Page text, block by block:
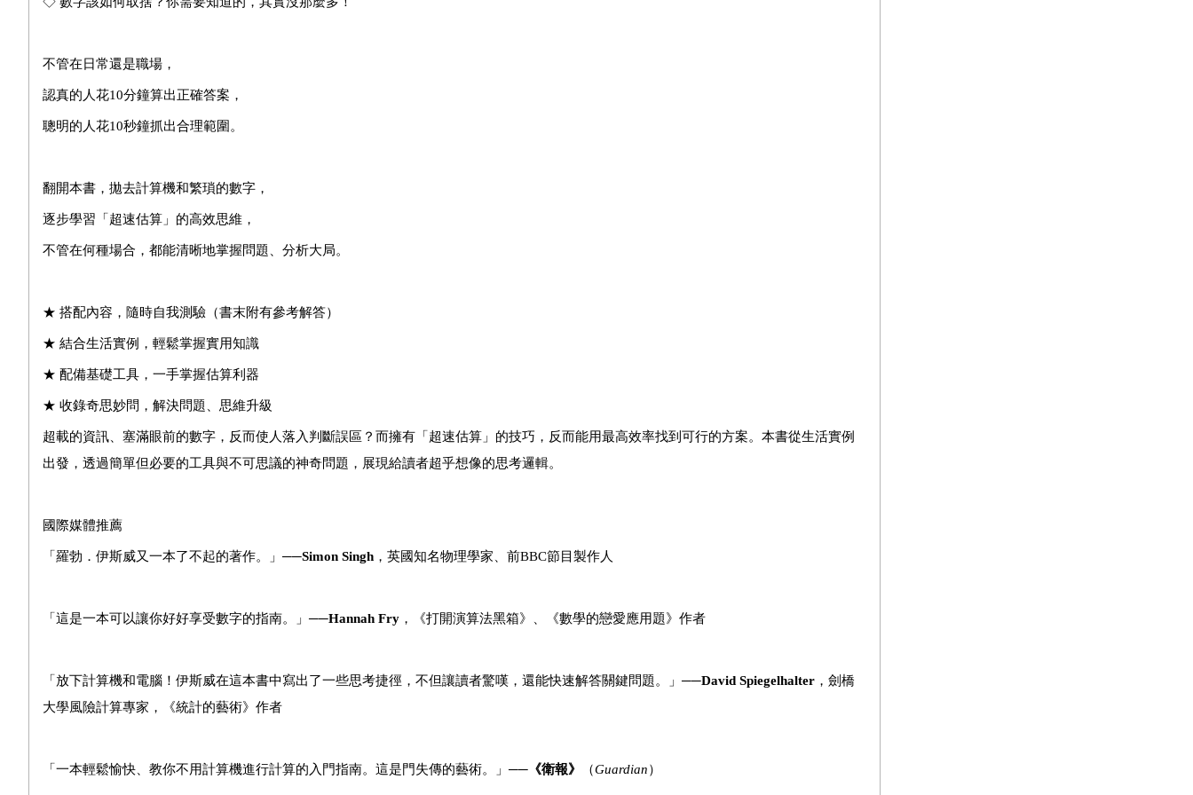
不管在日常還是職場，
認真的人花10分鐘算出正確答案，
聰明的人花10秒鐘抓出合理範圍。
翻開本書，拋去計算機和繁瑣的數字，
逐步學習「超速估算」的高效思維，
不管在何種場合， 都能清晰地掌握問題、分析大局。
★ 搭配內容，隨時自我測驗（書末附有參考解答）
★ 結合生活實例，輕鬆掌握實用知識
★ 配備基礎工具，一手掌握估算利器
★ 收錄奇思妙問，解決問題、思維升級
超載的資訊、塞滿眼前的數字，反而使人落入判斷誤區？而擁有「超速估算」的技巧，反而能用最高效率找到可行的方案。本書從生活實例
出發，透過簡單但必要的工具與不可思議的神奇問題，展現給讀者超乎想像的思考邏輯。
國際媒體推薦
「羅勃．伊斯威又一本了不起的著作。」──Simon Singh ，英國知名物理學家、前BBC節目製作人
「這是一本可以讓你好好享受數字的指南。」──Hannah Fry ，《打開演算法黑箱》、《數學的戀愛應用題》作者
「放下計算機和電腦！伊斯威在這本書中寫出了一些思考捷徑，不但讓讀者驚嘆，還能快速解答關鍵問題。」──David Spiegelhalter ，劍橋
大學風險計算專家，《統計的藝術》作者
「一本輕鬆愉快、教你不用計算機進行計算的入門指南。這是門失傳的藝術。」── 《衛報》 （Guardian）